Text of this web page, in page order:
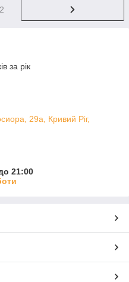
за рік
29а, Кривий Ріг,
21:00